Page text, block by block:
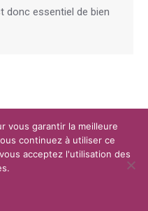
donc essentiel de bien
Brabant Wallon.Tous droits
soutiennent vos soins. Pour
et hypnotherapeutes.
vous garantir la meilleure
continuez à utiliser ce
acceptez l'utilisation des